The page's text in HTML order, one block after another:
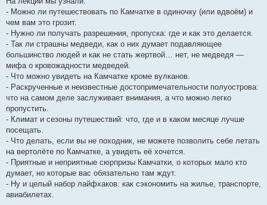
- Можно ли путешествовать по Камчатке в одиночку (или вдвоём) и
чем вам это грозит.
- Нужно ли получать разрешения, пропуска: где и как это делается.
- Так ли страшны медведи, как о них думает подавляющее
большинство людей и как не стать жертвой… нет, не медведя —
мифа о кровожадности медведей.
- Что можно увидеть на Камчатке кроме вулканов.
- Раскрученные и неизвестные достопримечательности полуострова:
что на самом деле заслуживает внимания, а что можно легко
пропустить.
- Климат и сезоны путешествий: что, где и в каком месяце лучше
посещать.
- Что делать, если вы не походник, не можете позволить себе летать
на вертолёте по Камчатке, а увидеть её хочется.
- Приятные и неприятные сюрпризы Камчатки, о которых мало кто
думает, но которые вас обязательно там ждут.
- Ну и целый набор лайфхаков: как сэкономить на жилье, транспорте,
авиабилетах.